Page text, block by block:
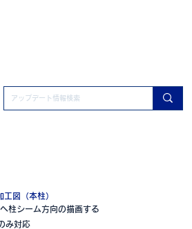
図（本柱）
柱シーム方向の描画する
み対応